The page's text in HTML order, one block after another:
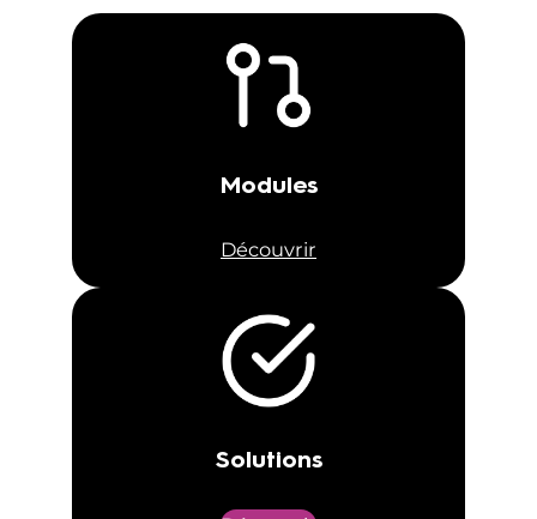
Modules
Découvrir
Solutions